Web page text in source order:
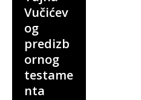
Vučićev
og
predizb
ornog
testame
nta